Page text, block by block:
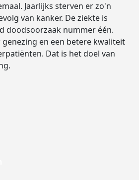
Jaarlijks sterven er zo'n
van kanker. De ziekte is
doodsoorzaak nummer één.
en een betere kwaliteit
Dat is het doel van